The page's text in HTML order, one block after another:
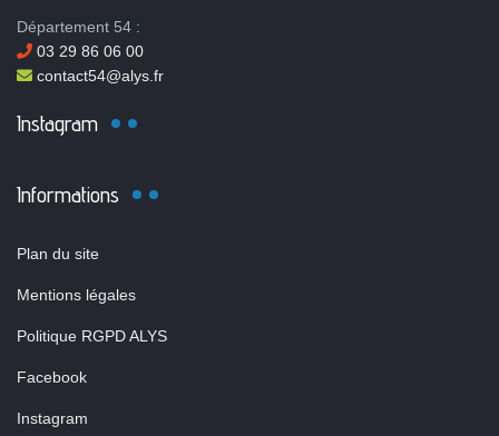
Département 54 :
03 29 86 06 00
contact54@alys.fr
Instagram
Informations
Plan du site
Mentions légales
Politique RGPD ALYS
Facebook
Instagram